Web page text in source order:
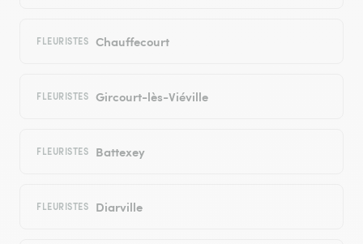
FLEURISTES Chauffecourt
FLEURISTES Gircourt-lès-Viéville
FLEURISTES Battexey
FLEURISTES Diarville